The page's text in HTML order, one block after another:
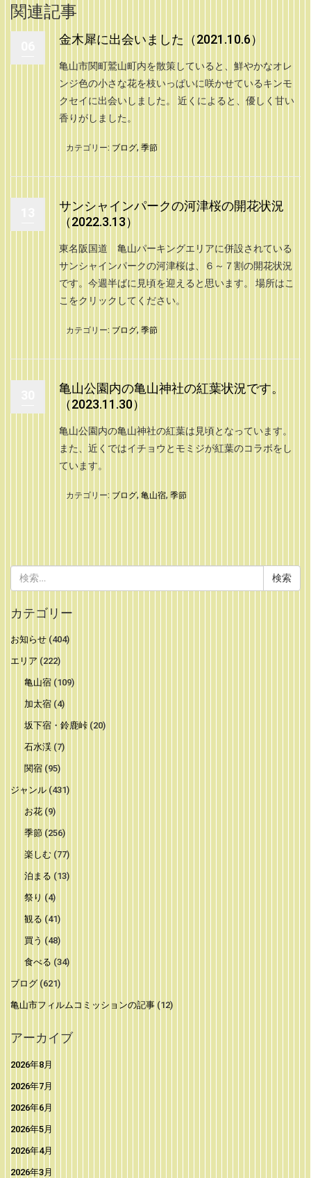
関連記事
金木犀に出会いました（2021.10.6）
亀山市関町鷲山町内を散策していると、鮮やかなオレ
ンジ色の小さな花を枝いっぱいに咲かせているキンモ
クセイに出会いしました。 近くによると、優しく甘い
香りがしました。
カテゴリー: ブログ, 季節
サンシャインパークの河津桜の開花状況
（2022.3.13）
東名阪国道 亀山パーキングエリアに併設されている
サンシャインパークの河津桜は、６～７割の開花状況
です。今週半ばに見頃を迎えると思います。 場所はこ
こをクリックしてください。
カテゴリー: ブログ, 季節
亀山公園内の亀山神社の紅葉状況です。
（2023.11.30）
亀山公園内の亀山神社の紅葉は見頃となっています。
また、近くではイチョウとモミジが紅葉のコラボをし
ています。
カテゴリー: ブログ, 亀山宿, 季節
索:
カテゴリー
お知らせ (404)
エリア (222)
亀山宿(109)
加太宿(4)
坂下宿・鈴鹿峠(20)
石水渓(7)
関宿(95)
ジャンル (431)
お花(9)
季節 (256)
楽しむ (77)
泊まる (13)
祭り (4)
観る (41)
買う (48)
食べる (34)
ブログ (621)
亀山市フィルムコミッションの記事 (12)
アーカイブ
2026年8月
2026年7月
2026年6月
2026年5月
2026年4月
2026年3月